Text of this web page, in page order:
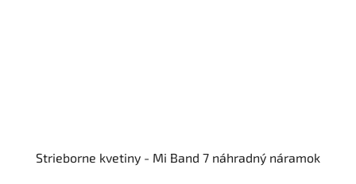
Strieborne kvetiny - Mi Band 7 náhradný náramok